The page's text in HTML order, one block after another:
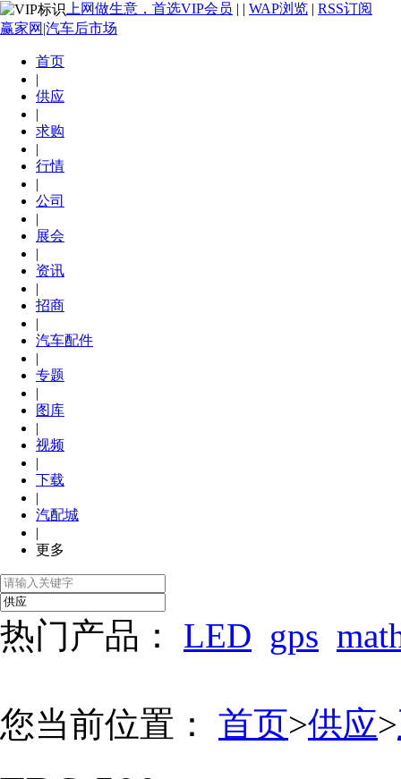
上网做生意，首选VIP会员 | | WAP浏览 | RSS订阅
赢家网|汽车后市场
首页
|
供应
|
求购
|
行情
|
公司
|
展会
|
资讯
|
招商
|
汽车配件
|
专题
|
图库
|
视频
|
下载
|
汽配城
|
更多
热门产品： LED gps
您当前位置： 首页>供应>